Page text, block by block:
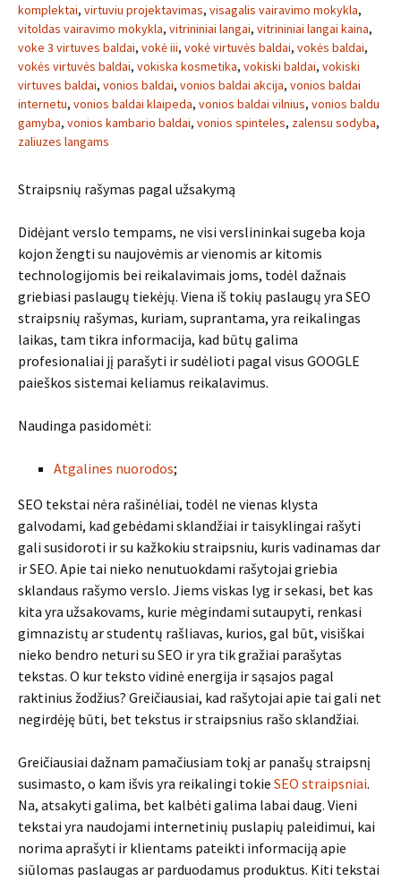
komplektai, virtuviu projektavimas, visagalis vairavimo mokykla,
vitoldas vairavimo mokykla, vitrininiai langai, vitrininiai langai kaina,
voke 3 virtuves baldai, vokė iii, vokė virtuvės baldai, vokės baldai,
vokės virtuvės baldai, vokiska kosmetika, vokiski baldai, vokiski
virtuves baldai, vonios baldai, vonios baldai akcija, vonios baldai
internetu, vonios baldai klaipeda, vonios baldai vilnius, vonios baldu
gamyba, vonios kambario baldai, vonios spinteles, zalensu sodyba,
zaliuzes langams
Straipsnių rašymas pagal užsakymą
Didėjant verslo tempams, ne visi verslininkai sugeba koja
kojon žengti su naujovėmis ar vienomis ar kitomis
technologijomis bei reikalavimais joms, todėl dažnais
griebiasi paslaugų tiekėjų. Viena iš tokių paslaugų yra SEO
straipsnių rašymas, kuriam, suprantama, yra reikalingas
laikas, tam tikra informacija, kad būtų galima
profesionaliai jį parašyti ir sudėlioti pagal visus GOOGLE
paieškos sistemai keliamus reikalavimus.
Naudinga pasidomėti:
Atgalines nuorodos;
SEO tekstai nėra rašinėliai, todėl ne vienas klysta
galvodami, kad gebėdami sklandžiai ir taisyklingai rašyti
gali susidoroti ir su kažkokiu straipsniu, kuris vadinamas dar
ir SEO. Apie tai nieko nenutuokdami rašytojai griebia
sklandaus rašymo verslo. Jiems viskas lyg ir sekasi, bet kas
kita yra užsakovams, kurie mėgindami sutaupyti, renkasi
gimnazistų ar studentų rašliavas, kurios, gal būt, visiškai
nieko bendro neturi su SEO ir yra tik gražiai parašytas
tekstas. O kur teksto vidinė energija ir sąsajos pagal
raktinius žodžius? Greičiausiai, kad rašytojai apie tai gali net
negirdėję būti, bet tekstus ir straipsnius rašo sklandžiai.
Greičiausiai dažnam pamačiusiam tokį ar panašų straipsnį
susimasto, o kam išvis yra reikalingi tokie SEO straipsniai.
Na, atsakyti galima, bet kalbėti galima labai daug. Vieni
tekstai yra naudojami internetinių puslapių paleidimui, kai
norima aprašyti ir klientams pateikti informaciją apie
siūlomas paslaugas ar parduodamus produktus. Kiti tekstai